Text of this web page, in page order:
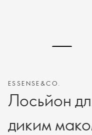
ESSENSE&CO.
Лосьйон
диким